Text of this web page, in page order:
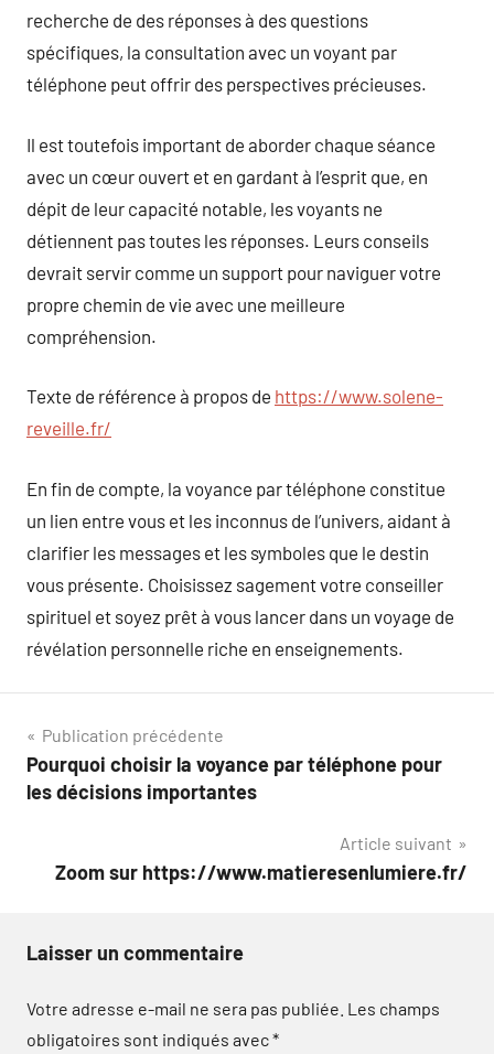
recherche de des réponses à des questions
spécifiques, la consultation avec un voyant par
téléphone peut offrir des perspectives précieuses.
Il est toutefois important de aborder chaque séance
avec un cœur ouvert et en gardant à l’esprit que, en
dépit de leur capacité notable, les voyants ne
détiennent pas toutes les réponses. Leurs conseils
devrait servir comme un support pour naviguer votre
propre chemin de vie avec une meilleure
compréhension.
Texte de référence à propos de https://www.solene-
reveille.fr/
En fin de compte, la voyance par téléphone constitue
un lien entre vous et les inconnus de l’univers, aidant à
clarifier les messages et les symboles que le destin
vous présente. Choisissez sagement votre conseiller
spirituel et soyez prêt à vous lancer dans un voyage de
révélation personnelle riche en enseignements.
Navigation
de
Publication précédente
Pourquoi choisir la voyance par téléphone pour
les décisions importantes
Article suivant
Zoom sur https://www.matieresenlumiere.fr/
Laisser un commentaire
Votre adresse e-mail ne sera pas publiée. Les champs
obligatoires sont indiqués avec*